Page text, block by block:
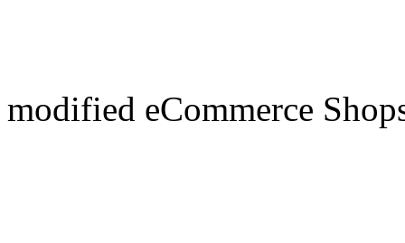
modified eCommerce